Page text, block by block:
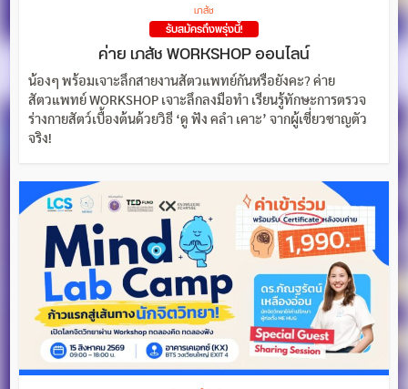
เภสัช
รับสมัครถึงพรุ่งนี้!
ค่าย เภสัช WORKSHOP ออนไลน์
น้องๆ พร้อมเจาะลึกสายงานสัตวแพทย์กันหรือยังคะ? ค่าย
สัตวแพทย์ WORKSHOP เจาะลึกลงมือทำ เรียนรู้ทักษะการตรวจ
ร่างกายสัตว์เบื้องต้นด้วยวิธี ‘ดู ฟัง คลำ เคาะ’ จากผู้เชี่ยวชาญตัว
จริง!